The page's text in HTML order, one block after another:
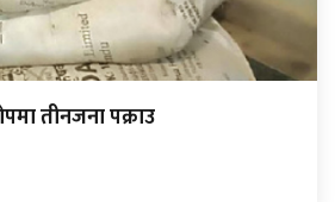
तीनजना पक्राउ